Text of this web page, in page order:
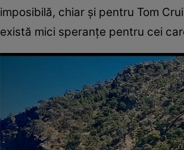
imposibilă, chiar și pentru Tom
există mici speranțe pentru cei